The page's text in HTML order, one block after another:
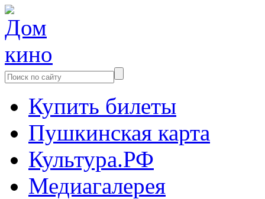
Купить билеты
Пушкинская карта
Культура.РФ
Медиагалерея